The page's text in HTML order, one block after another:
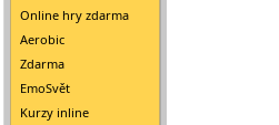
Online hry zdarma
Aerobic
Zdarma
EmoSvět
Kurzy inline